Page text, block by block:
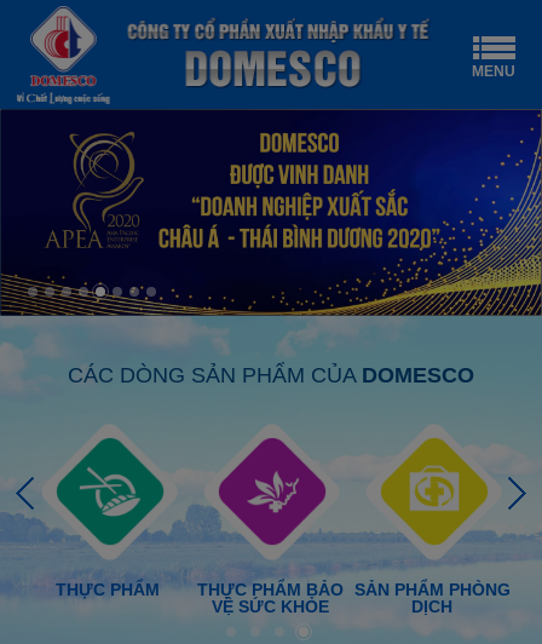
MENU
CÁC DÒNG SẢN PHẨM CỦA DOMESCO
THỰC PHẨM
THỰC PHẨM BẢO
VỆ SỨC KHỎE
SẢN PHẨM PHÒNG
DỊCH